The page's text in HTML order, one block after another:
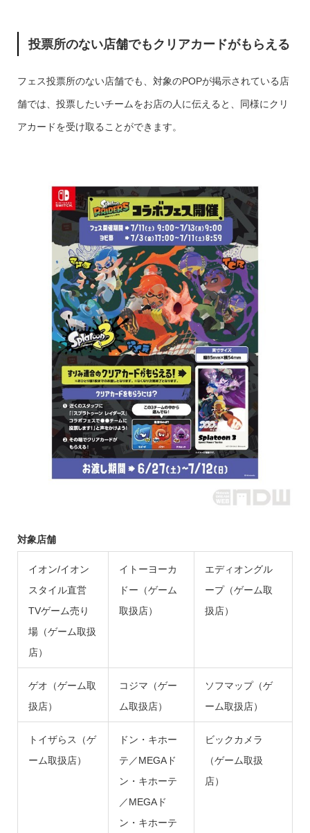
投票所のない店舗でもクリアカードがもらえる
フェス投票所のない店舗でも、対象のPOPが掲示されている店
舗では、投票したいチームをお店の人に伝えると、同様にクリ
アカードを受け取ることができます。
対象店舗
イオン/イオン
スタイル直営
TVゲーム売り
場（ゲーム取扱
店）
イトーヨーカ
ドー（ゲーム
取扱店）
エディオングル
ープ（ゲーム取
扱店）
ゲオ（ゲーム取
扱店）
コジマ（ゲー
ム取扱店）
ソフマップ（ゲ
ーム取扱店）
トイザらス（ゲ
ーム取扱店）
ドン・キホー
テ／MEGAド
ン・キホーテ
／MEGAド
ン・キホーテ
ビックカメラ
（ゲーム取扱
店）